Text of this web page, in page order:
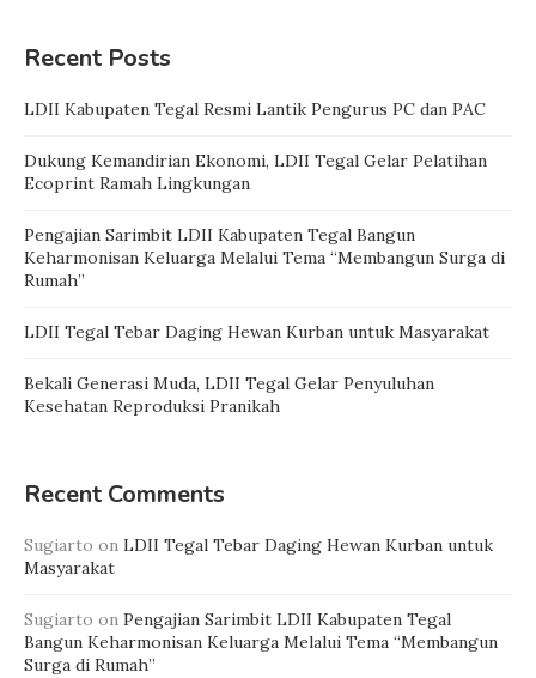
Recent Posts
LDII Kabupaten Tegal Resmi Lantik Pengurus PC dan PAC
Dukung Kemandirian Ekonomi, LDII Tegal Gelar Pelatihan
Ecoprint Ramah Lingkungan
Pengajian Sarimbit LDII Kabupaten Tegal Bangun
Keharmonisan Keluarga Melalui Tema “Membangun Surga di
Rumah”
LDII Tegal Tebar Daging Hewan Kurban untuk Masyarakat
Bekali Generasi Muda, LDII Tegal Gelar Penyuluhan
Kesehatan Reproduksi Pranikah
Recent Comments
Sugiarto on LDII Tegal Tebar Daging Hewan Kurban untuk
Masyarakat
Sugiarto on Pengajian Sarimbit LDII Kabupaten Tegal
Bangun Keharmonisan Keluarga Melalui Tema “Membangun
Surga di Rumah”